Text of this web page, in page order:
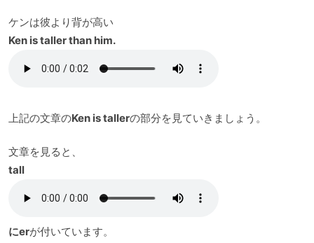
ケンは彼より背が高い
Ken is taller than him.
上記の文章のKen is tallerの部分を見ていきましょう。
文章を見ると、
tall
にerが付いています。